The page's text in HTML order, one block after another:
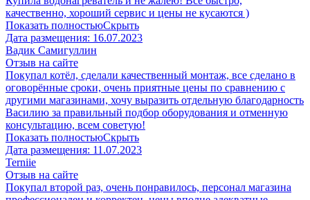
качественно, хороший сервис и цены не кусаются )
Показать полностьюСкрыть
Дата размещения: 16.07.2023
Вадик Самигуллин
Отзыв на сайте
Покупал котёл, сделали качественный монтаж, все сделано в
оговорённые сроки, очень приятные цены по сравнению с
другими магазинами, хочу выразить отдельную благодарность
Василию за правильный подбор оборудования и отменную
консультацию, всем советую!
Показать полностьюСкрыть
Дата размещения: 11.07.2023
​Terniie​
Отзыв на сайте
Покупал второй раз, очень понравилось, персонал магазина